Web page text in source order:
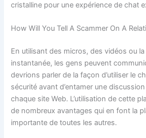
cristalline pour une expérience de chat
How Will You Tell A Scammer On A
En utilisant des micros, des vidéos ou
instantanée, les gens peuvent
devrions parler de la façon d’utiliser le
sécurité avant d’entamer une
chaque site Web. L’utilisation de cette
de nombreux avantages qui en font la
importante de toutes les autres.